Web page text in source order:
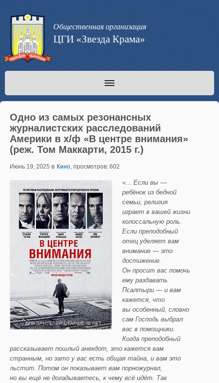
Общественная организация
ЦГИ «Звезда Крама»
Одно из самых резонансных
журналистских расследований
Америки в х/ф «В центре внимания»
(реж. Том Маккарти, 2015 г.)
Июнь 19, 2025 в Кино, просмотров: 602
«... Если вы —
ребёнок из бедной
семьи, религия
играет в вашей жизни
колоссальную роль.
Если преподобный
отец уделяет вам
внимание — это
достижение.
Он просит вас помочь
ему раздавать
Псалтыри — и вам
кажется, что
вы особенный, словно
сам Господь выбрал
вас в помощники.
Когда преподобный
рассказывает пошлый анекдот, это кажется вам
странным, но зато у вас есть общая тайна, и вам это
льстит. Потом он показывает вам порножурнал,
но вы ещё не догадываетесь, к чему всё идёт. Так